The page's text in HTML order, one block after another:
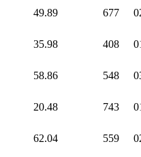
49.89 677
35.98 408
58.86 548
20.48 743
62.04 559